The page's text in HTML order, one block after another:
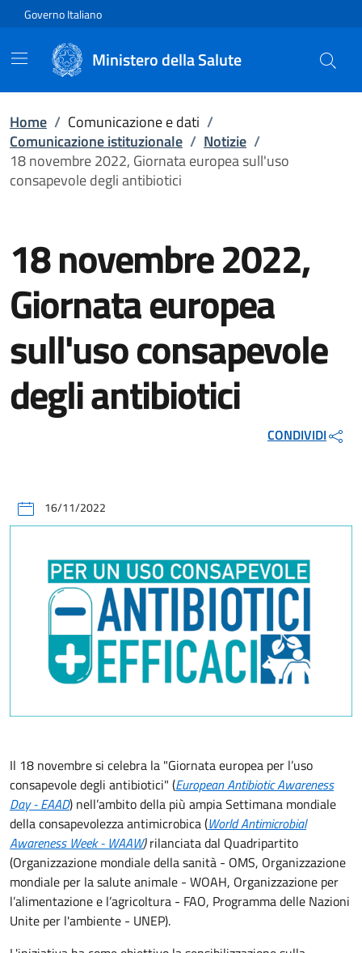
Vai direttamente al contenuto
Governo Italiano
Ministero della Salute
Home / Comunicazione e dati /
Comunicazione istituzionale / Notizie /
18 novembre 2022, Giornata europea sull'uso
consapevole degli antibiotici
18 novembre 2022,
Giornata europea
sull'uso consapevole
degli antibiotici
CONDIVIDI
16/11/2022
Il 18 novembre si celebra la "Giornata europea per l’uso
consapevole degli antibiotici" (European Antibiotic Awareness
Day - EAAD) nell’ambito della più ampia Settimana mondiale
della consapevolezza antimicrobica (World Antimicrobial
Awareness Week - WAAW)rilanciata dal Quadripartito
(Organizzazione mondiale della sanità - OMS, Organizzazione
mondiale per la salute animale - WOAH, Organizzazione per
l’alimentazione e l’agricoltura - FAO, Programma delle Nazioni
Unite per l'ambiente - UNEP).